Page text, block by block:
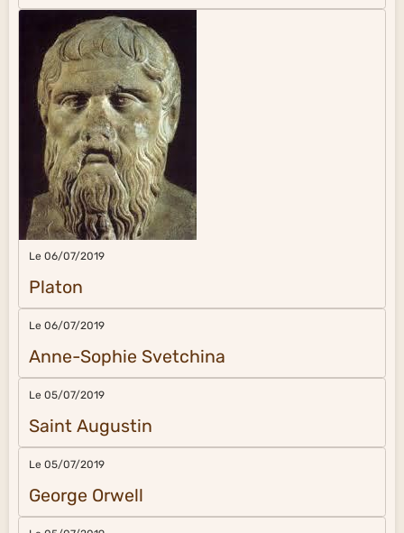
Le 06/07/2019
Platon
Le 06/07/2019
Anne-Sophie Svetchina
Le 05/07/2019
Saint Augustin
Le 05/07/2019
George Orwell